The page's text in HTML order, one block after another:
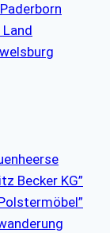
Becker KG”